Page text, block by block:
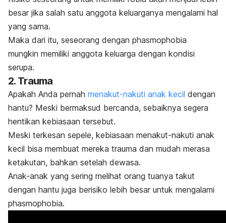
besar jika salah satu anggota keluarganya mengalami hal
yang sama.
Maka dari itu, seseorang dengan phasmophobia
mungkin memiliki anggota keluarga dengan kondisi
serupa.
2. Trauma
Apakah Anda pernah menakut-nakuti anak kecil dengan
hantu? Meski bermaksud bercanda, sebaiknya segera
hentikan kebiasaan tersebut.
Meski terkesan sepele, kebiasaan menakut-nakuti anak
kecil bisa membuat mereka trauma dan mudah merasa
ketakutan, bahkan setelah dewasa.
Anak-anak yang sering melihat orang tuanya takut
dengan hantu juga berisiko lebih besar untuk mengalami
phasmophobia.